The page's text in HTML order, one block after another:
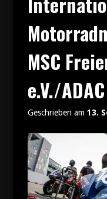
MSC
e.V./ADAC
Geschrieben am 13.